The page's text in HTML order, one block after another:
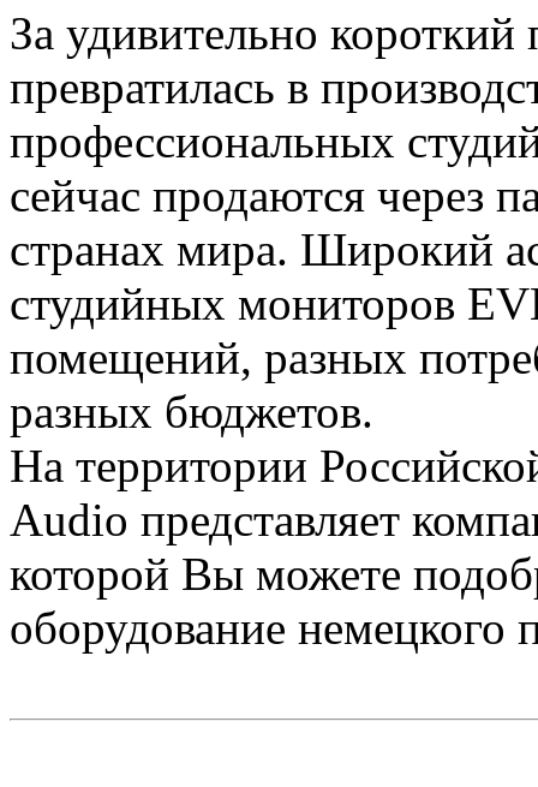
За удивительно
превратилась в
профессиональных
сейчас продаются через
странах мира. Широкий
студийных мониторов
помещений, разных
разных бюджетов.
На территории
Audio представляет
которой Вы можете
оборудование немецкого